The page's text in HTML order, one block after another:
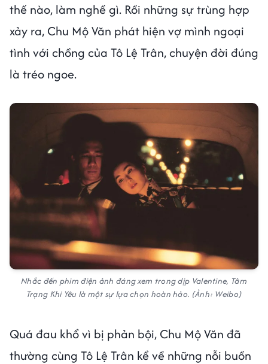
thế nào, làm nghề gì. Rồi những sự trùng hợp
xảy ra, Chu Mộ Văn phát hiện vợ mình ngoại
tình với chồng của Tô Lệ Trân, chuyện đời đúng
là tréo ngoe.
Nhắc đến phim điện ảnh đáng xem trong dịp Valentine, Tâm
Trạng Khi Yêu là một sự lựa chọn hoàn hảo. (Ảnh: Weibo)
Quá đau khổ vì bị phản bội, Chu Mộ Văn đã
thường cùng Tô Lệ Trân kể về những nỗi buồn